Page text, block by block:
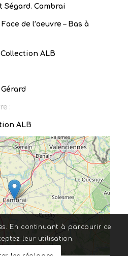
Ségard. Cambrai
de l’oeuvre – Bas à
Collection ALB
Gérard
:
ALB
En continuant à parcourir ce
leur utilisation.